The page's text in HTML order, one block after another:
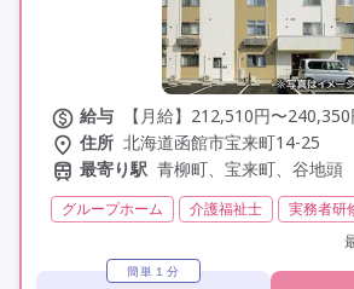
給与
【月給】212,510円〜240,350
住所 北海道函館市宝来町14-25
最寄り駅 青柳町、宝来町、谷地頭
グループホーム 介護福祉士
実務者研
残業ほぼなし
常勤 社会保険完備
簡単１分